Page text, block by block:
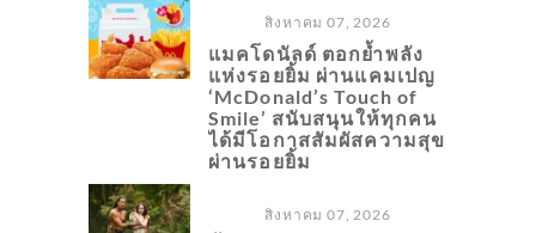
สิงหาคม 07, 2026
แมคโดนัลด์ ตอกย้ำพลัง
แห่งรอยยิ้ม ผ่านแคมเปญ
‘McDonald’s Touch of
Smile’ สนับสนุนให้ทุกคน
ได้มีโอกาสสัมผัสความสุข
ผ่านรอยยิ้ม
สิงหาคม 07, 2026